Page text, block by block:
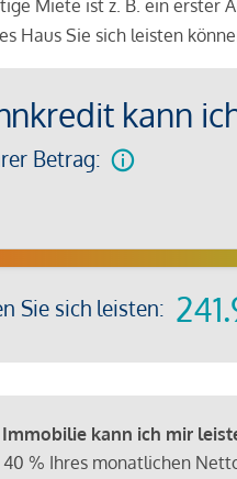
Miete ist z. B. ein erster
Haus Sie sich leisten
kann
Betrag:
Sie sich leisten:
kann ich mir
% Ihres monatlichen